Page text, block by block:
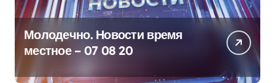
Молодечно. Новости время
местное – 07 08 20